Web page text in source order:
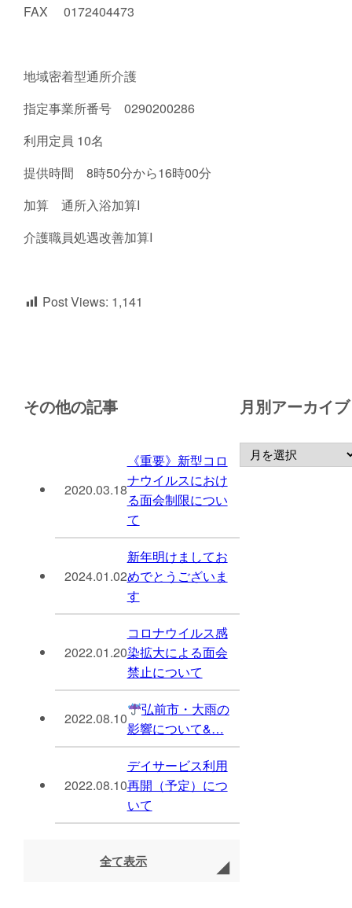
FAX 0172404473
地域密着型通所介護
指定事業所番号 0290200286
利用定員 10名
提供時間 8時50分から16時00分
加算 通所入浴加算I
介護職員処遇改善加算I
Post Views: 1,141
その他の記事
2020.03.18
《重要》新型コロ
ナウイルスにおけ
る面会制限につい
て
2024.01.02
新年明けましてお
めでとうございま
す
2022.01.20
コロナウイルス感
染拡大による面会
禁止について
2022.08.10
弘前市・大雨の
影響について&…
2022.08.10
デイサービス利用
再開（予定）につ
いて
全て表示
月別アーカイブ